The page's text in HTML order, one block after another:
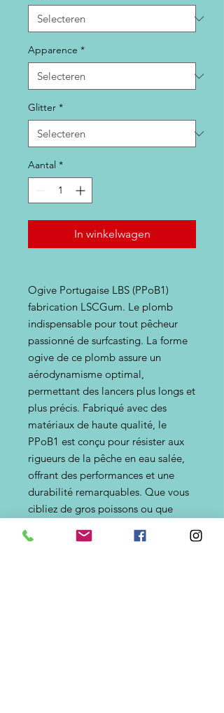
Apparence *
Glitter *
Aantal *
In winkelwagen
Ogive Portugaise LBS (PPoB1)
fabrication LSCGum. Le plomb
indispensable pour tout pêcheur
passionné de surfcasting. La forme
ogive de ce plomb assure un
aérodynamisme optimal,
permettant des lancers plus longs et
plus précis. Fabriqué avec des
matériaux de haute qualité, le
PPoB1 est conçu pour résister aux
rigueurs de la pêche en eau salée,
offrant des performances et une
durabilité remarquables. Que vous
cibliez de gros poissons ou que
ce plomb est conçu pour offrir une